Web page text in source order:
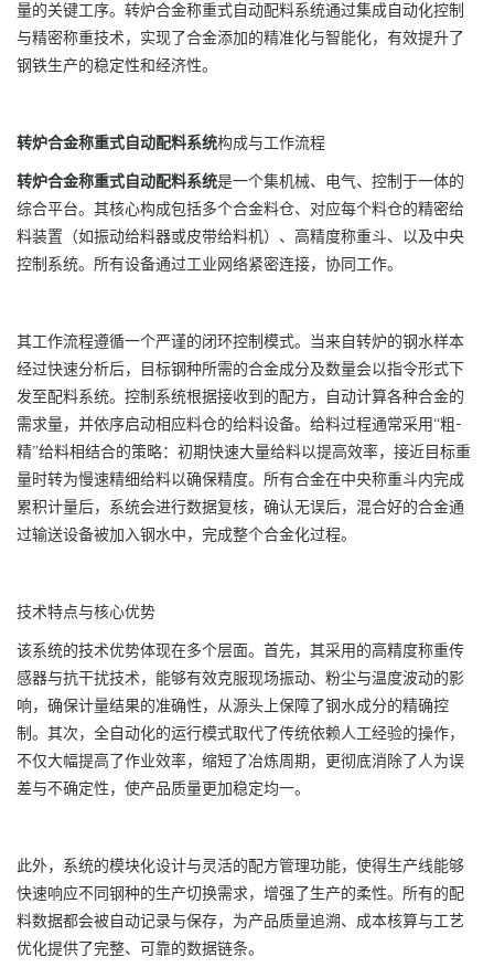
量的关键工序。转炉合金称重式自动配料系统通过集成自动化控制
与精密称重技术，实现了合金添加的精准化与智能化，有效提升了
钢铁生产的稳定性和经济性。
转炉合金称重式自动配料系统构成与工作流程
转炉合金称重式自动配料系统是一个集机械、电气、控制于一体的
综合平台。其核心构成包括多个合金料仓、对应每个料仓的精密给
料装置（如振动给料器或皮带给料机）、高精度称重斗、以及中央
控制系统。所有设备通过工业网络紧密连接，协同工作。
其工作流程遵循一个严谨的闭环控制模式。当来自转炉的钢水样本
经过快速分析后，目标钢种所需的合金成分及数量会以指令形式下
发至配料系统。控制系统根据接收到的配方，自动计算各种合金的
需求量，并依序启动相应料仓的给料设备。给料过程通常采用“粗-
精”给料相结合的策略：初期快速大量给料以提高效率，接近目标重
量时转为慢速精细给料以确保精度。所有合金在中央称重斗内完成
累积计量后，系统会进行数据复核，确认无误后，混合好的合金通
过输送设备被加入钢水中，完成整个合金化过程。
技术特点与核心优势
该系统的技术优势体现在多个层面。首先，其采用的高精度称重传
感器与抗干扰技术，能够有效克服现场振动、粉尘与温度波动的影
响，确保计量结果的准确性，从源头上保障了钢水成分的精确控
制。其次，全自动化的运行模式取代了传统依赖人工经验的操作，
不仅大幅提高了作业效率，缩短了冶炼周期，更彻底消除了人为误
差与不确定性，使产品质量更加稳定均一。
此外，系统的模块化设计与灵活的配方管理功能，使得生产线能够
快速响应不同钢种的生产切换需求，增强了生产的柔性。所有的配
料数据都会被自动记录与保存，为产品质量追溯、成本核算与工艺
优化提供了完整、可靠的数据链条。